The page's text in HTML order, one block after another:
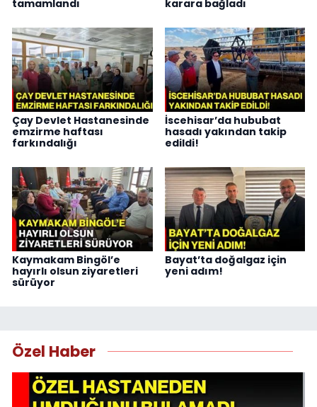
tamamlandı karara bağladı
Çay Devlet Hastanesinde
emzirme haftası
farkındalığı
İscehisar’da hububat
hasadı yakından takip
edildi!
Kaymakam Bingöl’e
hayırlı olsun ziyaretleri
sürüyor
Bayat’ta doğalgaz için
yeni adım!
Özel Haber